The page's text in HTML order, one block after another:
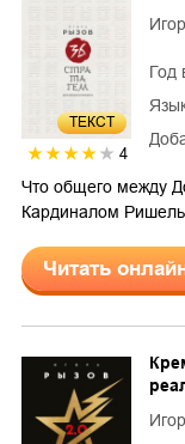
ТЕКСТ
4
Год
Что общего между
Кардиналом
Читать